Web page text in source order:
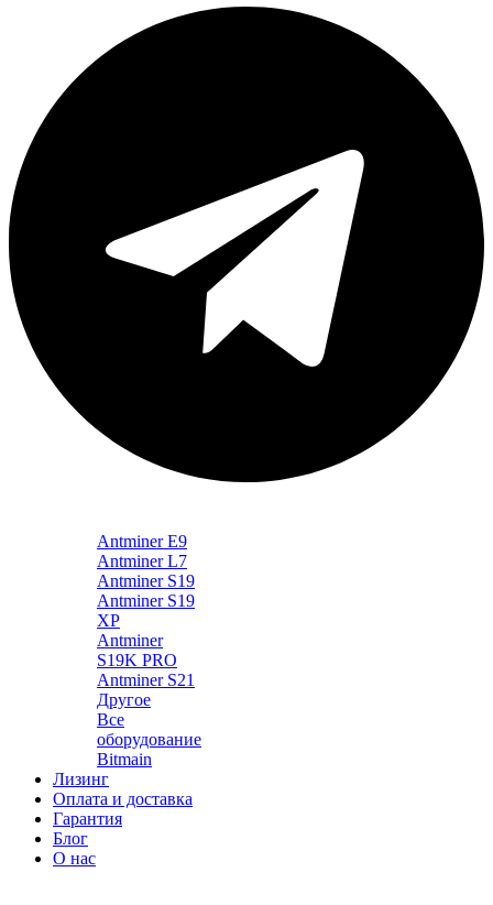
Antminer E9
Antminer L7
Antminer S19
Antminer S19
XP
Antminer
S19K PRO
Antminer S21
Другое
Все
оборудование
Bitmain
Лизинг
Оплата и доставка
Гарантия
Блог
О нас